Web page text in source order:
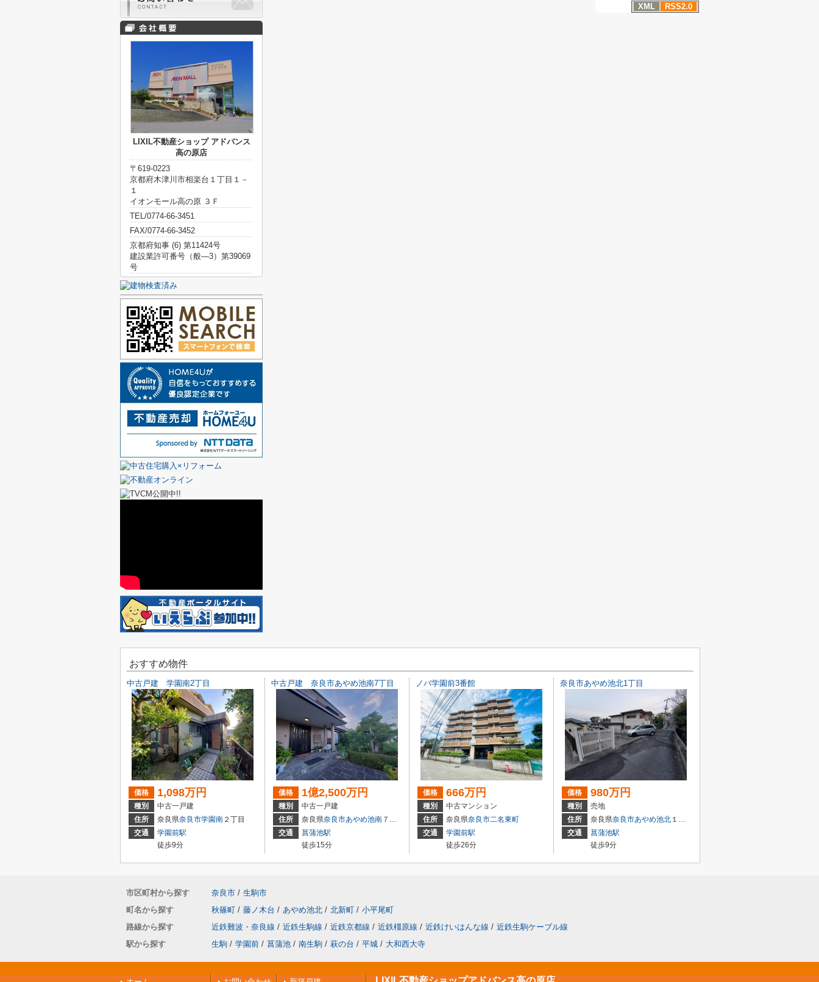
XML
RSS2.0
LIXIL不動産ショップ アドバンス
高の原店
〒619-0223
京都府木津川市相楽台１丁目１－
１
イオンモール高の原 ３Ｆ
TEL/0774-66-3451
FAX/0774-66-3452
京都府知事 (6) 第11424号
建設業許可番号（般―3）第39069
号
おすすめ物件
中古戸建 学園南2丁目
価格 1,098万円
種別
中古一戸建
住所
奈良県奈良市学園南 ２丁目
交通
学園前駅
徒歩9分
中古戸建 奈良市あやめ池南7丁目
価格 1億2,500万円
種別
中古一戸建
住所
奈良県奈良市あやめ池南 ７丁目
交通
菖蒲池駅
徒歩15分
ノバ学園前3番館
価格 666万円
種別
中古マンション
住所
奈良県奈良市二名東町
交通
学園前駅
徒歩26分
奈良市あやめ池北1丁目
価格 980万円
種別
売地
住所
奈良県奈良市あやめ池北 １丁目
交通
菖蒲池駅
徒歩9分
市区町村から探す 奈良市 / 生駒市
町名から探す
秋篠町 / 藤ノ木台 / あやめ池北 / 北新町 / 小平尾町
路線から探す
近鉄難波・奈良線 / 近鉄生駒線 / 近鉄京都線 / 近鉄橿原線 / 近鉄けいはんな線 / 近鉄生駒ケーブル線
駅から探す
生駒 / 学園前 / 菖蒲池 / 南生駒 / 萩の台 / 平城 / 大和西大寺